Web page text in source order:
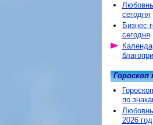
сегодня
Бизнес-
сегодня
Гороскоп
по
2026 год